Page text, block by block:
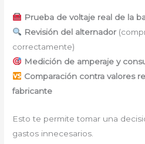
Prueba de voltaje real de la
Revisión del alternador
correctamente)
Medición de amperaje y
Comparación contra valores
fabricante
Esto te permite tomar una
gastos innecesarios.